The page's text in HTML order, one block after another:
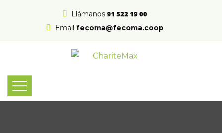
Llámanos 91 522 19 00
Email fecoma@fecoma.coop